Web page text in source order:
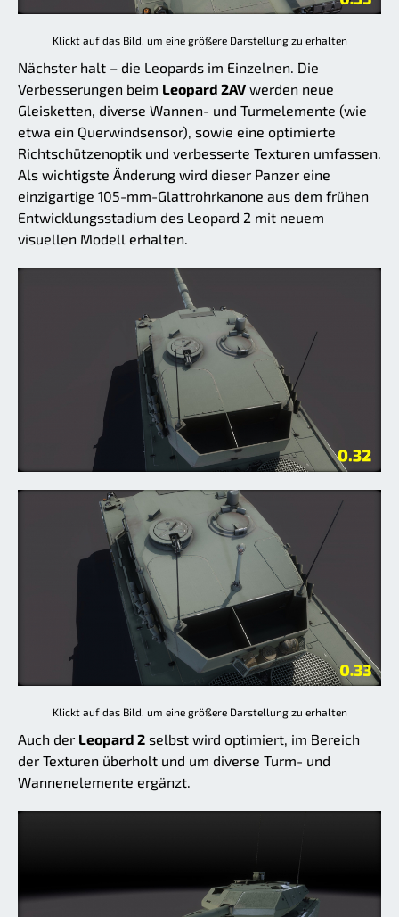
Klickt auf das Bild, um eine größere Darstellung zu erhalten
Nächster halt – die Leopards im Einzelnen. Die
Verbesserungen beim Leopard 2AV werden neue
Gleisketten, diverse Wannen- und Turmelemente (wie
etwa ein Querwindsensor), sowie eine optimierte
Richtschützenoptik und verbesserte Texturen umfassen.
Als wichtigste Änderung wird dieser Panzer eine
einzigartige 105-mm-Glattrohrkanone aus dem frühen
Entwicklungsstadium des Leopard 2 mit neuem
visuellen Modell erhalten.
Klickt auf das Bild, um eine größere Darstellung zu erhalten
Auch der Leopard 2 selbst wird optimiert, im Bereich
der Texturen überholt und um diverse Turm- und
Wannenelemente ergänzt.